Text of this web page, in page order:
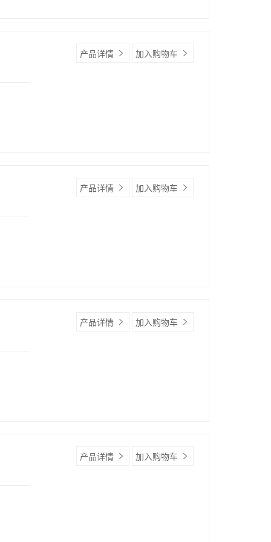
产品详情 加入购物车
产品详情 加入购物车
产品详情 加入购物车
产品详情 加入购物车